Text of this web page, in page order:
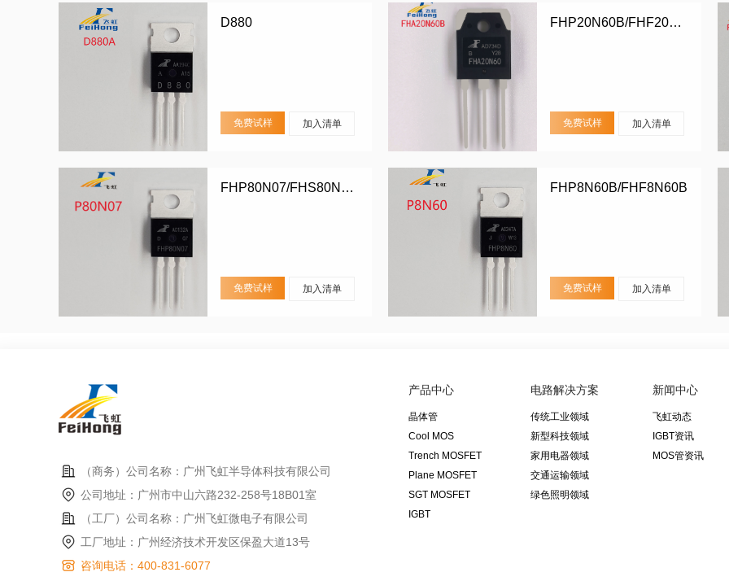
D880
免费试样 加入清单
FHP20N60B/FHF20N60B/FHA20N60B
免费试样 加入清单
FHP80N07/FHS80N07/FHD80N07
免费试样 加入清单
FHP8N60B/FHF8N60B
免费试样 加入清单
（商务）公司名称：广州飞虹半导体科技有限公司
公司地址：广州市中山六路232-258号18B01室
（工厂）公司名称：广州飞虹微电子有限公司
工厂地址：广州经济技术开发区保盈大道13号
咨询电话：400-831-6077
产品中心
晶体管
Cool MOS
Trench MOSFET
Plane MOSFET
SGT MOSFET
IGBT
电路解决方案
传统工业领域
新型科技领域
家用电器领域
交通运输领域
绿色照明领域
新闻中心
飞虹动态
IGBT资讯
MOS管资讯